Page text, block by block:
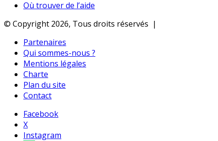
Où trouver de l’aide
© Copyright 2026, Tous droits réservés |
Partenaires
Qui sommes-nous ?
Mentions légales
Charte
Plan du site
Contact
Facebook
X
Instagram